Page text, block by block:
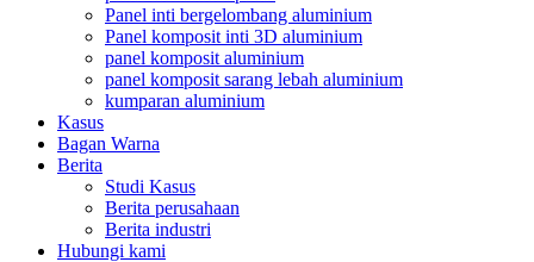
Panel inti bergelombang aluminium
Panel komposit inti 3D aluminium
panel komposit aluminium
panel komposit sarang lebah aluminium
kumparan aluminium
Kasus
Bagan Warna
Berita
Studi Kasus
Berita perusahaan
Berita industri
Hubungi kami